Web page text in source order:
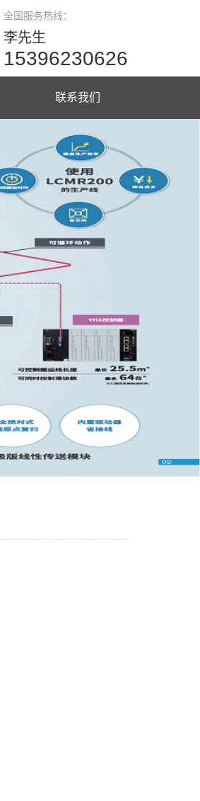
全国服务热线：
李先生
15396230626
联系我们